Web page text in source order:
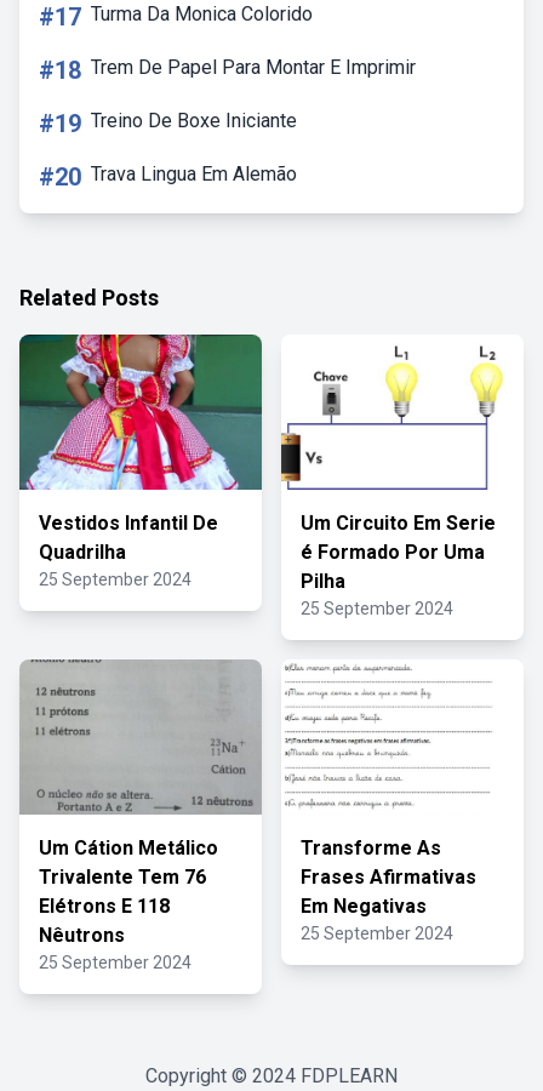
#17 Turma Da Monica Colorido
#18 Trem De Papel Para Montar E Imprimir
#19 Treino De Boxe Iniciante
#20 Trava Lingua Em Alemão
Related Posts
Vestidos Infantil De
Quadrilha
25 September 2024
Um Circuito Em Serie
é Formado Por Uma
Pilha
25 September 2024
Um Cátion Metálico
Trivalente Tem 76
Elétrons E 118
Nêutrons
25 September 2024
Transforme As
Frases Afirmativas
Em Negativas
25 September 2024
Copyright © 2024 FDPLEARN